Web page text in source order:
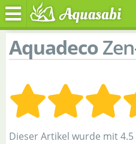
Aquadeco
Dieser Artikel wurde mit